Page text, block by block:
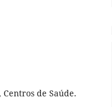
de Saúde.